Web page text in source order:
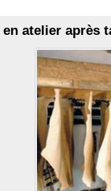
atelier après